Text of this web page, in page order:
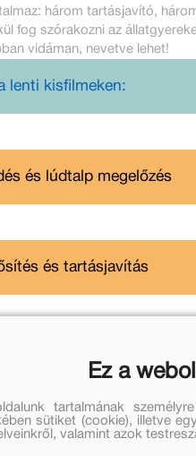
három tartásjavító,
fog szórakozni az
vidáman, nevetve lehet!
lenti kisfilmeken:
és lúdtalp megelőzés
és tartásjavítás
és lúdtalp megelőzés
és tartásjavítás
Ez a
tartalmának
sütiket (cookie), illetve
valamint azok